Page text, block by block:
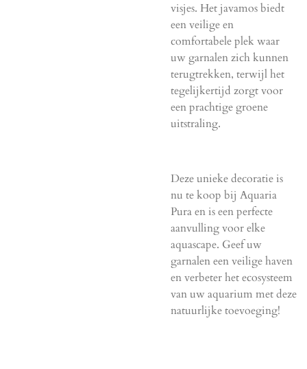
visjes. Het javamos biedt
een veilige en
comfortabele plek waar
uw garnalen zich kunnen
terugtrekken, terwijl het
tegelijkertijd zorgt voor
een prachtige groene
uitstraling.
Deze unieke decoratie is
nu te koop bij Aquaria
Pura en is een perfecte
aanvulling voor elke
aquascape. Geef uw
garnalen een veilige haven
en verbeter het ecosysteem
van uw aquarium met deze
natuurlijke toevoeging!